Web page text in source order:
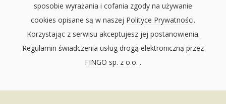
sposobie wyrażania i cofania zgody na używanie
cookies opisane są w naszej Polityce Prywatności.
Korzystając z serwisu akceptujesz jej postanowienia.
Regulamin świadczenia usług drogą elektroniczną przez
FINGO sp. z o.o. .